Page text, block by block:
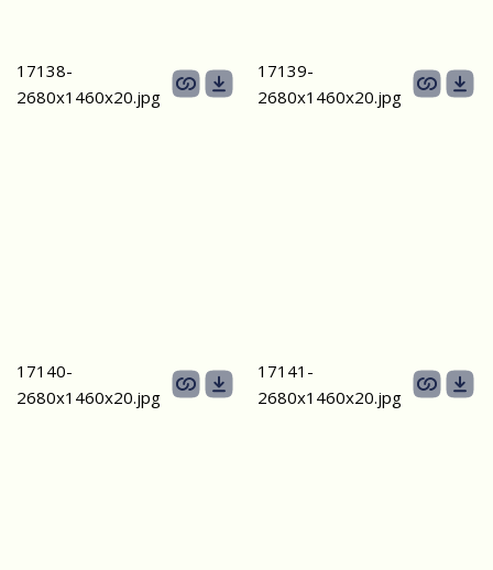
17138-
2680х1460х20.jpg
17139-
2680х1460х20.jpg
17140-
2680х1460х20.jpg
17141-
2680х1460х20.jpg